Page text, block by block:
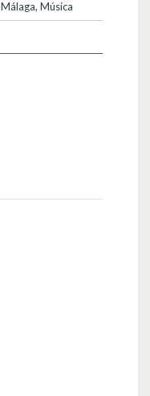
Málaga, Música